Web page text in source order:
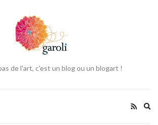
de l'art, c'est un blog ou un blogart !